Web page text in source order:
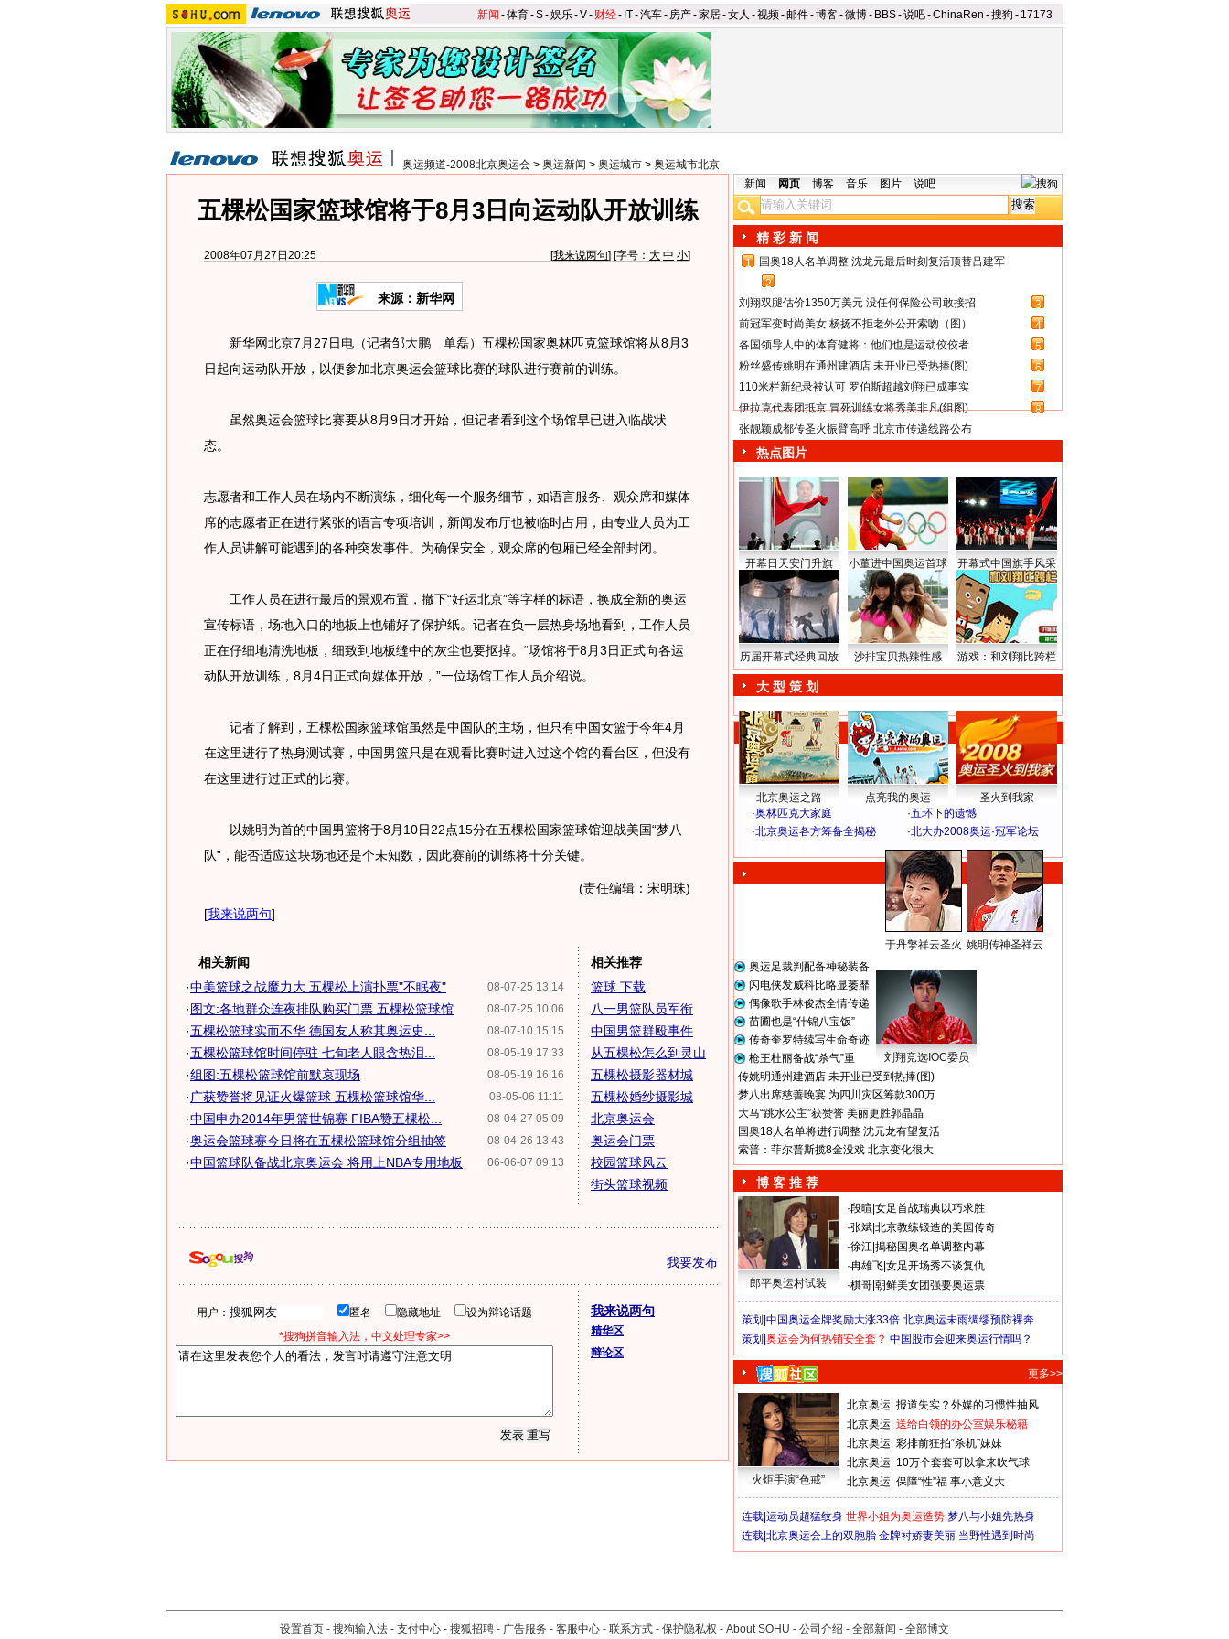
新闻 -体育-S-娱乐-V- 财经- IT-汽车- 房产-家居-女人 -视频-邮件-博客-微博- BBS-说吧-ChinaRen -搜狗 - 17173
奥运频道-2008北京奥运会 > 奥运新闻 > 奥运城市 > 奥运城市北京
五棵松国家篮球馆将于8月3日向运动队开放训练
2008年07月27日20:25 [我来说两句] [字号： 大 中 小]
来源：新华网
新华网北京7月27日电（记者邹大鹏 单磊）五棵松国家奥林匹克篮球馆将从8月3
日起向运动队开放，以便参加北京奥运会篮球比赛的球队进行赛前的训练。
虽然奥运会篮球比赛要从8月9日才开始，但记者看到这个场馆早已进入临战状
态。
志愿者和工作人员在场内不断演练，细化每一个服务细节，如语言服务、观众席和媒体
席的志愿者正在进行紧张的语言专项培训，新闻发布厅也被临时占用，由专业人员为工
作人员讲解可能遇到的各种突发事件。为确保安全，观众席的包厢已经全部封闭。
工作人员在进行最后的景观布置，撤下“好运北京”等字样的标语，换成全新的奥运
宣传标语，场地入口的地板上也铺好了保护纸。记者在负一层热身场地看到，工作人员
正在仔细地清洗地板，细致到地板缝中的灰尘也要抠掉。“场馆将于8月3日正式向各运
动队开放训练，8月4日正式向媒体开放，”一位场馆工作人员介绍说。
记者了解到，五棵松国家篮球馆虽然是中国队的主场，但只有中国女篮于今年4月
在这里进行了热身测试赛，中国男篮只是在观看比赛时进入过这个馆的看台区，但没有
在这里进行过正式的比赛。
以姚明为首的中国男篮将于8月10日22点15分在五棵松国家篮球馆迎战美国“梦八
队”，能否适应这块场地还是个未知数，因此赛前的训练将十分关键。
(责任编辑：宋明珠)
[我来说两句]
相关新闻
08-07-25 13:14
·中美篮球之战魔力大 五棵松上演扑票"不眠夜"
08-07-25 10:06
·图文:各地群众连夜排队购买门票 五棵松篮球馆
08-07-10 15:15
·五棵松篮球实而不华 德国友人称其奥运史...
08-05-19 17:33
·五棵松篮球馆时间停驻 七旬老人眼含热泪...
08-05-19 16:16
·组图:五棵松篮球馆前默哀现场
08-05-06 11:11
· 广获赞誉将见证火爆篮球 五棵松篮球馆华...
08-04-27 05:09
·中国申办2014年男篮世锦赛 FIBA赞五棵松...
08-04-26 13:43
·奥运会篮球赛今日将在五棵松篮球馆分组抽签
06-06-07 09:13
·中国篮球队备战北京奥运会 将用上NBA专用地板
相关推荐
篮球 下载
八一男篮队员军衔
中国男篮群殴事件
从五棵松怎么到灵山
五棵松摄影器材城
五棵松婚纱摄影城
北京奥运会
奥运会门票
校园篮球风云
街头篮球视频
我要发布
用户： 匿名 隐藏地址
设为辩论话题
*搜狗拼音输入法，中文处理专家>>
我来说两句
精华区
辩论区
新闻 网页 博客 音乐 图片 说吧
精 彩 新 闻
1
国奥18人名单调整 沈龙元最后时刻复活顶替吕建军
2
刘翔双腿估价1350万美元 没任何保险公司敢接招
3
前冠军变时尚美女 杨扬不拒老外公开索吻（图）
4
各国领导人中的体育健将：他们也是运动佼佼者
5
粉丝盛传姚明在通州建酒店 未开业已受热捧(图)
6
110米栏新纪录被认可 罗伯斯超越刘翔已成事实
7
伊拉克代表团抵京 冒死训练女将秀美非凡(组图)
8
张靓颖成都传圣火振臂高呼 北京市传递线路公布
热点图片
开幕日天安门升旗 小董进中国奥运首球 开幕式中国旗手风采
历届开幕式经典回放 沙排宝贝热辣性感 游戏：和刘翔比跨栏
大 型 策 划
北京奥运之路 点亮我的奥运
圣火到我家
·奥林匹克大家庭 ·五环下的遗憾
·北京奥运各方筹备全揭秘 ·北大办2008奥运·冠军论坛
于丹擎祥云圣火 姚明传神圣祥云
奥运足裁判配备神秘装备
闪电侠发威科比略显萎靡
偶像歌手林俊杰全情传递
苗圃也是“什锦八宝饭”
传奇奎罗特续写生命奇迹
枪王杜丽备战“杀气”重
刘翔竞选IOC委员
传姚明通州建酒店 未开业已受到热捧(图)
梦八出席慈善晚宴 为四川灾区筹款300万
大马“跳水公主”获赞誉 美丽更胜郭晶晶
国奥18人名单将进行调整 沈元龙有望复活
索普：菲尔普斯揽8金没戏 北京变化很大
博 客 推 荐
郎平奥运村试装
·段暄 女足首战瑞典以巧求胜
·张斌 北京教练锻造的美国传奇
·徐江 揭秘国奥名单调整内幕
·冉雄飞 女足开场秀不谈复仇
·棋哥 朝鲜美女团强要奥运票
策划| 中国奥运金牌奖励大涨33倍 北京奥运未雨绸缪预防裸奔
策划| 奥运会为何热销安全套？ 中国股市会迎来奥运行情吗？
更多>>
火炬手演“色戒”
北京奥运 报道失实？外媒的习惯性抽风
北京奥运 送给白领的办公室娱乐秘籍
北京奥运 彩排前狂拍“杀机”妹妹
北京奥运 10万个套套可以拿来吹气球
北京奥运 保障“性”福 事小意义大
连载| 运动员超猛纹身 世界小姐为奥运造势 梦八与小姐先热身
连载| 北京奥运会上的双胞胎 金牌衬娇妻美丽 当野性遇到时尚
设置首页 - 搜狗输入法 - 支付中心 - 搜狐招聘 - 广告服务 - 客服中心 - 联系方式 - 保护隐私权 - About SOHU - 公司介绍 - 全部新闻 - 全部博文